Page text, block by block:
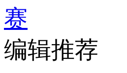
编辑推荐